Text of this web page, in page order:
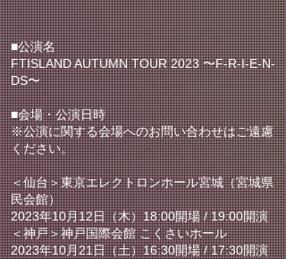
■公演名
FTISLAND AUTUMN TOUR 2023 〜F-R-I-E-N-
DS〜
■会場・公演日時
※公演に関する会場へのお問い合わせはご遠慮
ください。
＜仙台＞東京エレクトロンホール宮城（宮城県
民会館）
2023年10月12日（木）18:00開場 / 19:00開演
＜神戸＞神戸国際会館 こくさいホール
2023年10月21日（土）16:30開場 / 17:30開演